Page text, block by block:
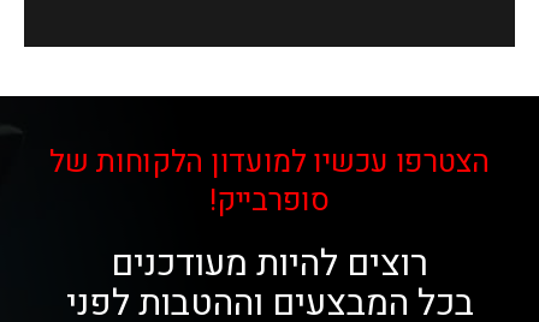
הצטרפו עכשיו למועדון הלקוחות של
סופרבייק!
רוצים להיות מעודכנים
בכל המבצעים וההטבות לפני